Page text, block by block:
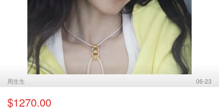
周生生 06-23
$1270.00